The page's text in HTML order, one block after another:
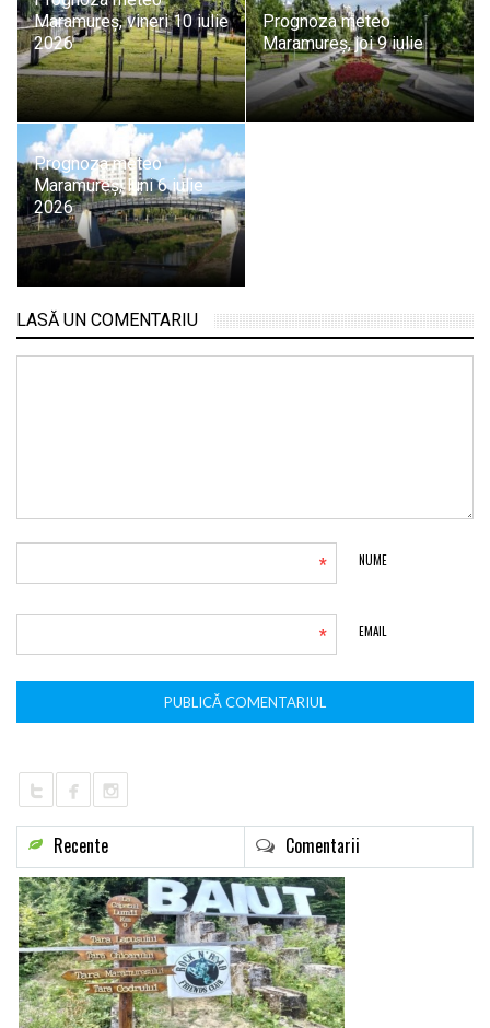
Maramureș, vineri 10 iulie
2026
Prognoza meteo
Maramureș, joi 9 iulie
Prognoza meteo
Maramureș, luni 6 iulie
2026
LASĂ UN COMENTARIU
NUME
*
EMAIL
*
Recente Comentarii